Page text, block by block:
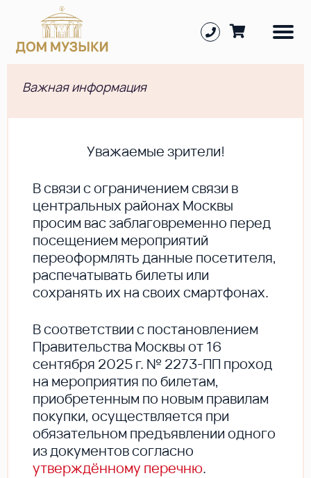
Важная информация
Уважаемые зрители!
В cвязи с ограничением связи в
центральных районах Москвы
просим вас заблаговременно перед
посещением мероприятий
переоформлять данные посетителя,
распечатывать билеты или
сохранять их на своих смартфонах.
В соответствии с постановлением
Правительства Москвы от 16
сентября 2025 г. № 2273-ПП проход
на мероприятия по билетам,
приобретенным по новым правилам
покупки, осуществляется при
обязательном предъявлении одного
из документов согласно
утверждённому перечню.